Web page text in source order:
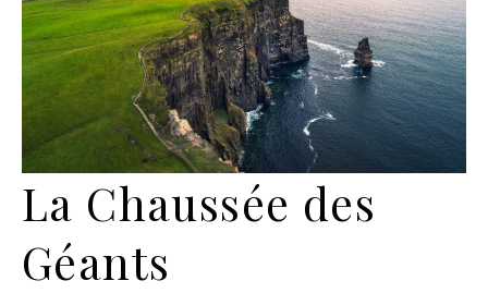
La Chaussée des
Géants